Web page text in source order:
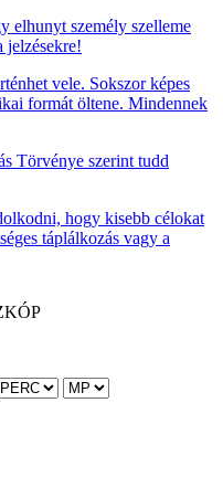
elhunyt személy szelleme
vele. Sokszor képes
formát öltene. Mindennek
Törvénye szerint tudd
hogy kisebb célokat
táplálkozás vagy a